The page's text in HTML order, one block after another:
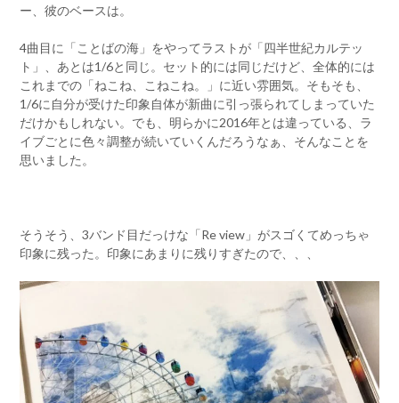
ー、彼のベースは。
4曲目に「ことばの海」をやってラストが「四半世紀カルテッ
ト」、あとは1/6と同じ。セット的には同じだけど、全体的には
これまでの「ねこね、こねこね。」に近い雰囲気。そもそも、
1/6に自分が受けた印象自体が新曲に引っ張られてしまっていた
だけかもしれない。でも、明らかに2016年とは違っている、ラ
イブごとに色々調整が続いていくんだろうなぁ、そんなことを
思いました。
そうそう、3バンド目だっけな「Re view」がスゴくてめっちゃ
印象に残った。印象にあまりに残りすぎたので、、、